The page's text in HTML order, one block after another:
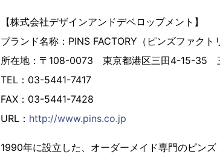
【株式会社デザインアンドデベロップメント】
ブランド名称：PINS FACTORY（ピンズファクト
所在地：〒108-0073 東京都港区三田4-15-35
TEL：03-5441-7417
FAX：03-5441-7428
URL： http://www.pins.co.jp
1990年に設立した、オーダーメイド専門のピンズ